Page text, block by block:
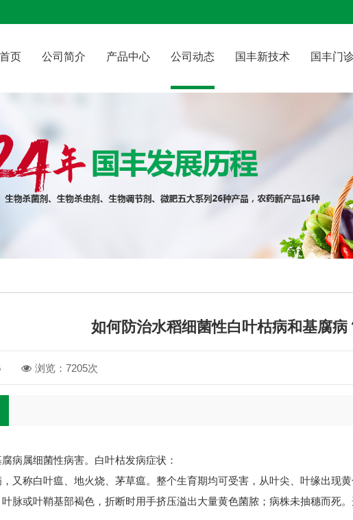
页 公司简介 产品中心 公司动态 国丰新技术 国丰门
如何防治水稻细菌性白叶枯病和基腐病
浏览：7205次
病属细菌性病害。白叶枯发病症状：
称白叶瘟、地火烧、茅草瘟。整个生育期均可受害，从叶尖、叶缘出现
脉或叶鞘基部褐色，折断时用手挤压溢出大量黄色菌脓；病株未抽穗而死